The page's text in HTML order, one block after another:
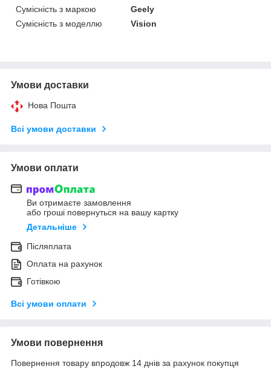
Сумісність з маркою
Geely
Сумісність з моделлю
Vision
Умови доставки
Нова Пошта
Всі умови доставки
Умови оплати
Ви отримаєте замовлення
або гроші повернуться на вашу картку
Детальніше
Післяплата
Оплата на рахунок
Готівкою
Всі умови оплати
Умови повернення
Повернення товару впродовж 14 днів за рахунок покупця